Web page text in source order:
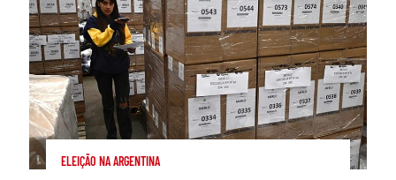
ELEIÇÃO NA ARGENTINA